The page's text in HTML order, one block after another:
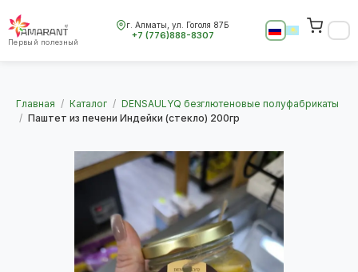
Первый полезный
г. Алматы, ул. Гоголя 87Б
+7 (776)888-8307
Главная / Каталог / DENSAULYQ безглютеновые полуфабрикаты
/ Паштет из печени Индейки (стекло) 200гр